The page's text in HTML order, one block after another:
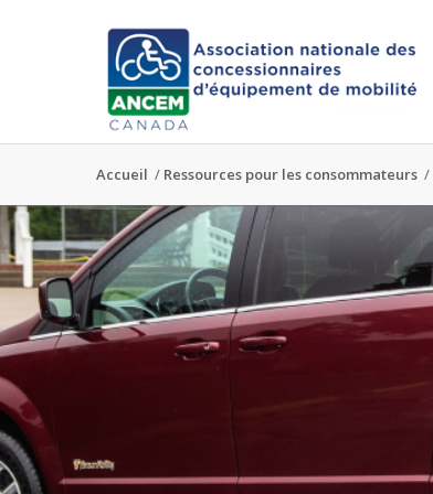
Accueil / Ressources pour les consommateurs /